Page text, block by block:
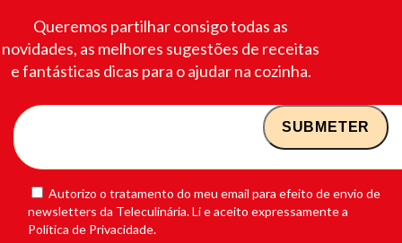
Queremos partilhar consigo todas as
novidades, as melhores sugestões de receitas
e fantásticas dicas para o ajudar na cozinha.
Autorizo o tratamento do meu email para efeito de envio de
newsletters da Teleculinária. Li e aceito expressamente a
Política de Privacidade.